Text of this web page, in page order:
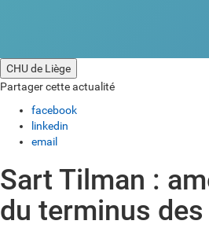
CHU de Liège
Partager cette actualité
facebook
linkedin
email
Sart Tilman :
du terminus